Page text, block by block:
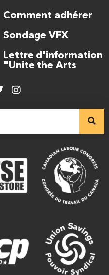
Comment adhérer
Sondage VFX
Lettre d'information
"Unite the Arts